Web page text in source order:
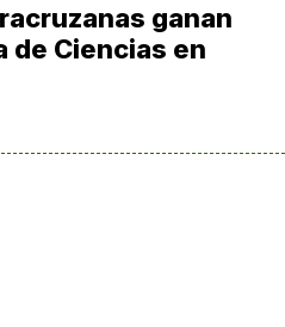
ganan
de Ciencias en